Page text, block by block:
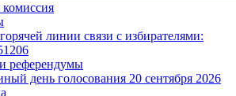
комиссия
линии связи с избирателями:
референдумы
день голосования 20 сентября 2026